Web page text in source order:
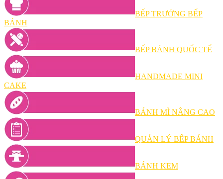
BẾP TRƯỞNG BẾP
BÁNH
BẾP BÁNH QUỐC TẾ
HANDMADE MINI
CAKE
BÁNH MÌ NÂNG CAO
QUẢN LÝ BẾP BÁNH
BÁNH KEM